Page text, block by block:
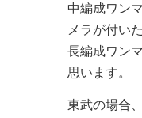
中編成ワン
メラが付い
長編成ワン
思います。
東武の場合